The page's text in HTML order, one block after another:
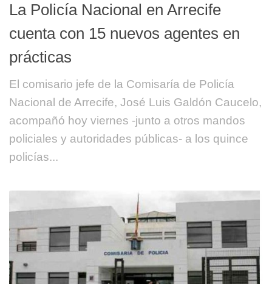
La Policía Nacional en Arrecife
cuenta con 15 nuevos agentes en
prácticas
El comisario jefe de la Comisaría de Policía
Nacional de Arrecife, José Luis Galdón Caucelo,
acompañó hoy viernes -junto a otros mandos
policiales y autoridades públicas- a los quince
policías...